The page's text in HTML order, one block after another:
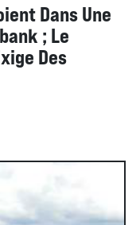
Dans Une
; Le
Des